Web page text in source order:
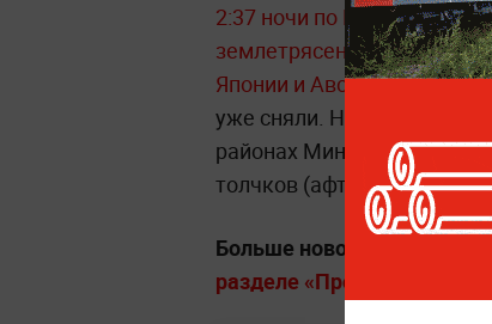
2:37 ночи по Москве).
землетрясения в
Японии и Австралии —
уже сняли. Небольшие
районах Минданао. Также
толчков (афтершоков)
Больше новостей о ЧП,
разделе «Происшествия»